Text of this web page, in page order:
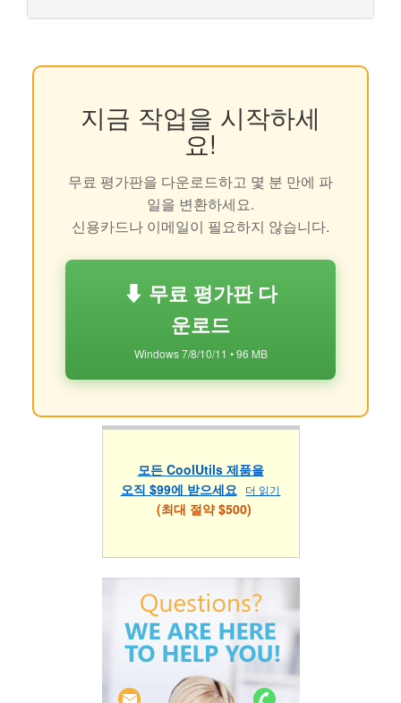
지금 작업을 시작하세
요!
무료 평가판을 다운로드하고 몇 분 만에 파
일을 변환하세요.
신용카드나 이메일이 필요하지 않습니다.
⬇ 무료 평가판 다
운로드
Windows 7/8/10/11 • 96 MB
모든 CoolUtils 제품을
오직 $99에 받으세요
더 읽기
(최대 절약 $500)